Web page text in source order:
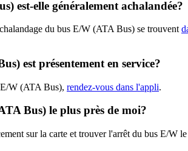
est-elle généralement achalandée?
du bus E/W (ATA Bus) se trouvent
est présentement en service?
W (ATA Bus), rendez-vous dans l'appli.
Bus) le plus près de moi?
sur la carte et trouver l'arrêt du bus E/W